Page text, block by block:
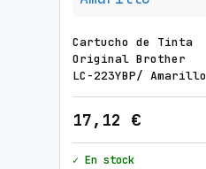
Cartucho de Tinta
Original Brother
LC-223YBP/ Amarillo
17,12 €
✓ En stock